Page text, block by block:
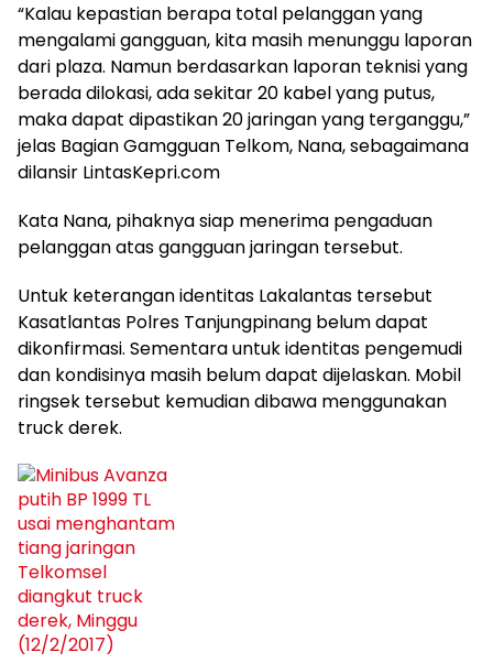
“Kalau kepastian berapa total pelanggan yang
mengalami gangguan, kita masih menunggu laporan
dari plaza. Namun berdasarkan laporan teknisi yang
berada dilokasi, ada sekitar 20 kabel yang putus,
maka dapat dipastikan 20 jaringan yang terganggu,”
jelas Bagian Gamgguan Telkom, Nana, sebagaimana
dilansir LintasKepri.com
Kata Nana, pihaknya siap menerima pengaduan
pelanggan atas gangguan jaringan tersebut.
Untuk keterangan identitas Lakalantas tersebut
Kasatlantas Polres Tanjungpinang belum dapat
dikonfirmasi. Sementara untuk identitas pengemudi
dan kondisinya masih belum dapat dijelaskan. Mobil
ringsek tersebut kemudian dibawa menggunakan
truck derek.